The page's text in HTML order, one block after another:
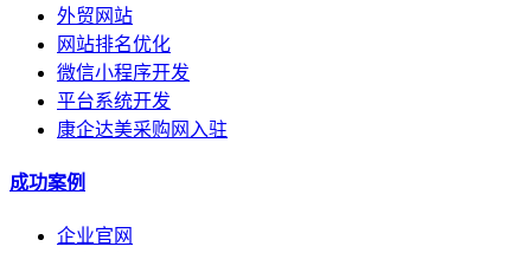
外贸网站
网站排名优化
微信小程序开发
平台系统开发
康企达美采购网入驻
成功案例
企业官网